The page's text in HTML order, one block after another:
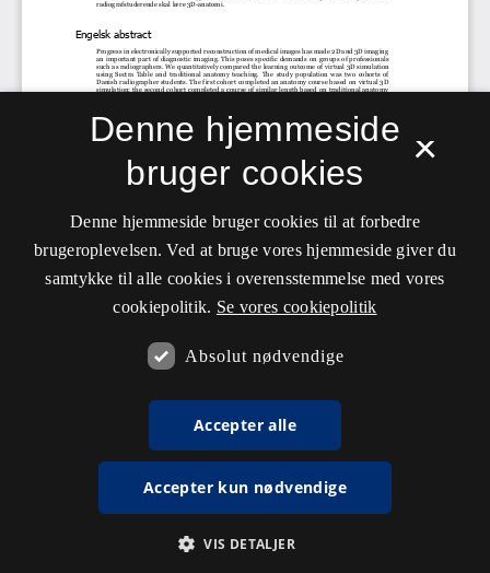
×
Denne hjemmeside
bruger cookies
Denne hjemmeside bruger cookies til at forbedre
brugeroplevelsen. Ved at bruge vores hjemmeside giver du
samtykke til alle cookies i overensstemmelse med vores
cookiepolitik. Se vores cookiepolitik
Absolut nødvendige
Accepter alle
Accepter kun nødvendige
VIS DETALJER